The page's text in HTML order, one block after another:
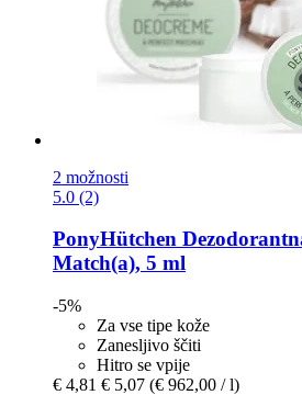
2 možnosti
5.0 (2)
PonyHütchen
Match(a), 5 ml
-5%
Za vse tipe kože
Zanesljivo ščiti
Hitro se vpije
€ 4,81 € 5,07 (€ 962,00 / l)